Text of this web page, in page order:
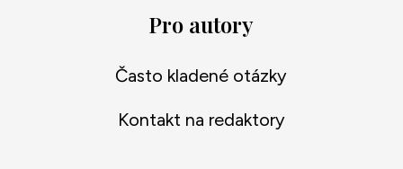
Pro autory
Často kladené otázky
Kontakt na redaktory